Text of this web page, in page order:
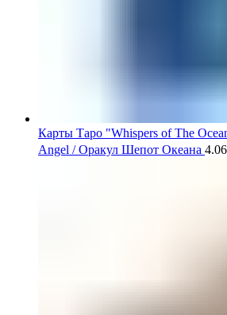
Карты Таро "Whispers of The
Angel / Оракул Шепот Океана